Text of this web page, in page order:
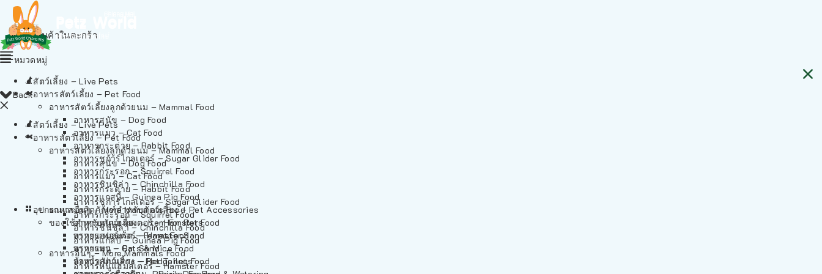
ไม่มีสินค้าในตะกร้า
Back
สัตว์เลี้ยง – Live Pets
อาหารสัตว์เลี้ยง – Pet Food
อาหารสัตว์เลี้ยงลูกด้วยนม – Mammal Food
อาหารสุนัข – Dog Food
อาหารแมว – Cat Food
อาหารกระต่าย – Rabbit Food
อาหารชูก้าร์ไกลเดอร์ – Sugar Glider Food
อาหารกระรอก – Squirrel Food
อาหารชินชิล่า – Chinchilla Food
อาหารแกสบี้ – Guinea Pig Food
อาหารอื่นๆ – More Mammals Food
อาหารหนูแฮมสเตอร์ – Hamster Food
หมวดหมู่
สัตว์เลี้ยง – Live Pets
อาหารสัตว์เลี้ยง – Pet Food
อาหารสัตว์เลี้ยงลูกด้วยนม – Mammal Food
อาหารสุนัข – Dog Food
อาหารแมว – Cat Food
อาหารกระต่าย – Rabbit Food
อาหารชูก้าร์ไกลเดอร์ – Sugar Glider Food
อาหารกระรอก – Squirrel Food
อาหารชินชิล่า – Chinchilla Food
อาหารแกสบี้ – Guinea Pig Food
อาหารอื่นๆ – More Mammals Food
อาหารหนูแฮมสเตอร์ – Hamster Food
อาหารเฟอร์เร็ต – Ferret Food
อาหารหนู – Rats & Mice Food
อาหารเม่นแคระ – Hedgehog Food
อุปกรณและผลิตภัณฑ์สำหรับสัตว์เลี้ยง – Pet Accessories
ของใช้สำหรับสัตว์เลี้ยง – Item For Pets
ทรายแฮมสเตอร์ – Hamster Sand
ทรายแมว – Cat Sand
ห้องน้ำสัตว์เลี้ยง – Pet Toilets